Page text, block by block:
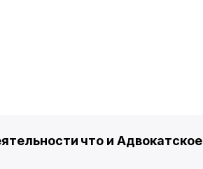
что и Адвокатское